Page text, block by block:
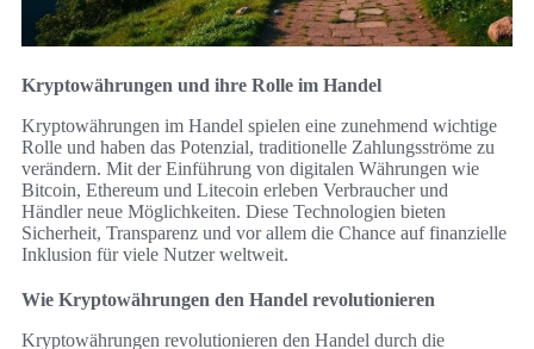
Kryptowährungen und ihre Rolle im Handel
Kryptowährungen im Handel spielen eine zunehmend wichtige
Rolle und haben das Potenzial, traditionelle Zahlungsströme zu
verändern. Mit der Einführung von digitalen Währungen wie
Bitcoin, Ethereum und Litecoin erleben Verbraucher und
Händler neue Möglichkeiten. Diese Technologien bieten
Sicherheit, Transparenz und vor allem die Chance auf finanzielle
Inklusion für viele Nutzer weltweit.
Wie Kryptowährungen den Handel revolutionieren
Kryptowährungen revolutionieren den Handel durch die